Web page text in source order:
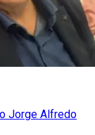
Jorge Alfredo